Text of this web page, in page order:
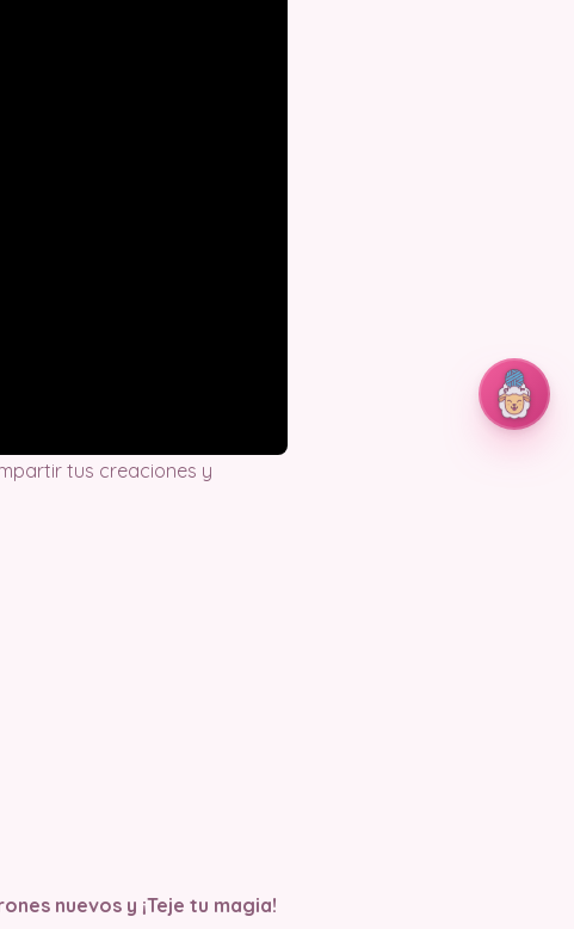
tus creaciones y
nuevos y ¡Teje tu magia!